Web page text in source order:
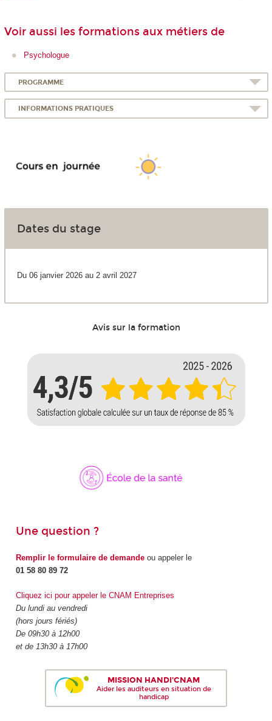
Voir aussi les formations aux métiers de
Psychologue
PROGRAMME
INFORMATIONS PRATIQUES
Dates du stage
Du 06 janvier 2026 au 2 avril 2027
Avis sur la formation
Une question ?
Remplir le formulaire de demandeou appeler le
01 58 80 89 72
Cliquez ici pour appeler le CNAM Entreprises
Du lundi au vendredi
(hors jours fériés)
De 09h30 à 12h00
et de 13h30 à 17h00
MISSION HANDI'CNAM
Aider les auditeurs en situation de
handicap